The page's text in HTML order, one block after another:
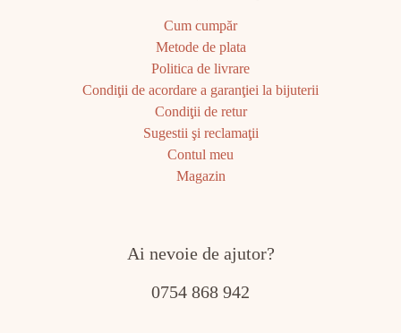
Cum cumpăr
Metode de plata
Politica de livrare
Condiţii de acordare a garanţiei la bijuterii
Condiţii de retur
Sugestii şi reclamaţii
Contul meu
Magazin
Ai nevoie de ajutor?
0754 868 942